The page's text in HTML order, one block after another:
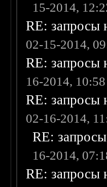
15-2014,
RE: запросы
02-15-2014,
RE: запросы
16-2014,
RE: запросы
02-16-2014,
RE:
16-2014,
RE: запросы